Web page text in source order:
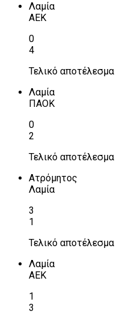
Λαμία
ΑΕΚ
0
4
Τελικό αποτέλεσμα
Λαμία
ΠΑΟΚ
0
2
Τελικό αποτέλεσμα
Ατρόμητος
Λαμία
3
1
Τελικό αποτέλεσμα
Λαμία
ΑΕΚ
1
3